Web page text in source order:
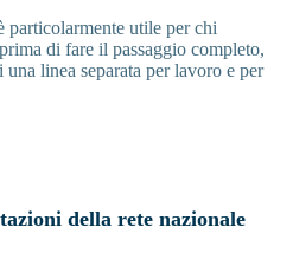
utile per chi
di fare il passaggio completo,
linea separata per lavoro e per
della rete nazionale